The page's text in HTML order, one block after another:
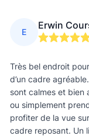
E
Erwin
Très bel endroit
d’un cadre
sont calmes et bien
ou simplement
profiter de la vue
cadre reposant. Un